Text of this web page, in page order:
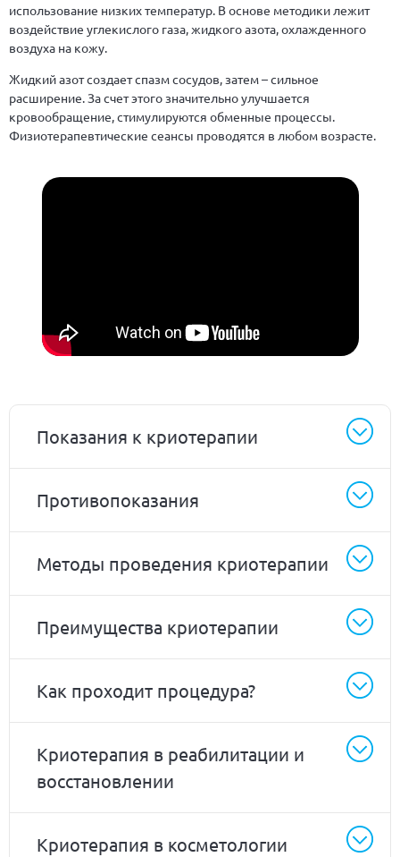
использование низких температур. В основе методики лежит
воздействие углекислого газа, жидкого азота, охлажденного
воздуха на кожу.
Жидкий азот создает спазм сосудов, затем – сильное
расширение. За счет этого значительно улучшается
кровообращение, стимулируются обменные процессы.
Физиотерапевтические сеансы проводятся в любом возрасте.
Показания к криотерапии
Противопоказания
Методы проведения криотерапии
Преимущества криотерапии
Как проходит процедура?
Криотерапия в реабилитации и
восстановлении
Криотерапия в косметологии